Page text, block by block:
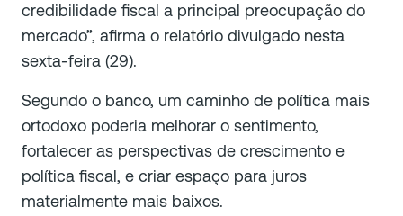
credibilidade fiscal a principal preocupação do
mercado”, afirma o relatório divulgado nesta
sexta-feira (29).
Segundo o banco, um caminho de política mais
ortodoxo poderia melhorar o sentimento,
fortalecer as perspectivas de crescimento e
política fiscal, e criar espaço para juros
materialmente mais baixos.